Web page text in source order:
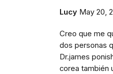
Lucy May 20,
Creo que me
dos personas
Dr.james
corea también